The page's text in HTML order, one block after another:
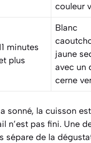
couleur
minutes
plus
Blanc
jaune
avec un
cerne
sonné, la cuisson
n’est pas fini. Une
sépare de la